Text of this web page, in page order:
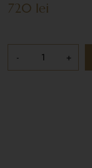
720 lei